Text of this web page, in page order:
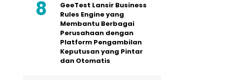
GeeTest Lansir Business
Rules Engine yang
Membantu Berbagai
Perusahaan dengan
Platform Pengambilan
Keputusan yang Pintar
dan Otomatis